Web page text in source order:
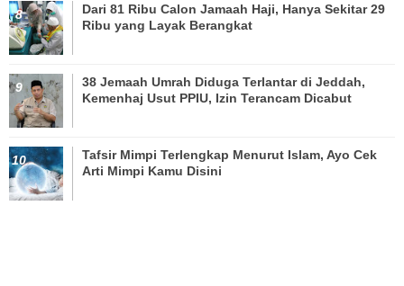
Dari 81 Ribu Calon Jamaah Haji, Hanya Sekitar 29
Ribu yang Layak Berangkat
38 Jemaah Umrah Diduga Terlantar di Jeddah,
Kemenhaj Usut PPIU, Izin Terancam Dicabut
Tafsir Mimpi Terlengkap Menurut Islam, Ayo Cek
Arti Mimpi Kamu Disini